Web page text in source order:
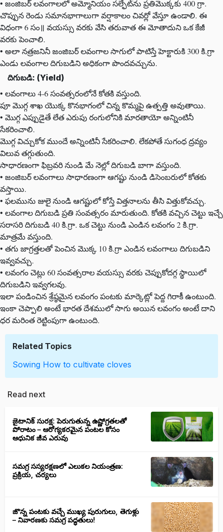
• జంజిబర్‌ లవంగాలలో అమ్మోనియం సల్ఫేట్‌ను ప్రతిమొక్కకు 400 గ్రా.
చొప్పున రెండు సమానభాగాలుగా వర్షాకాలం చివర్లో వేస్తూ ఉండాలి. ఈ
విధంగా 6 సం॥ వయస్సు వరకు వేసి తరువాత ఈ మోతాదుని ఒక కేజీ
వరకు పెంచాలి.
• అలా నత్రజనినీ జంజిబర్‌ లవంగాల సాగులో పాటిస్తే హెక్టారుకి 300 కి.గ్రా
ఎండు లవంగాల దిగుబడిని అధికంగా పొందవచ్చును.
దిగుబడి: (Yield)
• లవంగాలు 4-6 సంవత్సరంలోనే కోతకి వస్తుంది.
పూ మొగ్గ శాఖ యొక్క కొనభాగంలో చిన్న కొమ్మపై ఉత్పత్తి అవుతాయి.
• మొగ్గ ఎప్పుడైతే లేత ఎరుపు రంగులోనికి మారతాయో అన్నింటినీ
సేకరించాలి.
మొగ్గ విచ్చుకోక ముందే అన్నింటినీ సేకరించాలి. లేకపోతే సుగంధ ద్రవ్యం
విలువ తగ్గుతుంది.
సాధారణంగా ఫిబ్రవరి నుండి మే నెల్లో దిగుబడి బాగా వస్తుంది.
• జంజిబర్‌ లవంగాలు సాధారణంగా ఆగష్టు నుండి డిసెంబరులో కోతకు
వస్తాయి.
• ఫలమును జులై నుండి ఆగష్టులో కోస్తే విత్తనాలను తీసి విత్తుకోవచ్చు.
• లవంగాల దిగుబడి ప్రతి సంవత్సరం మారుతుంది. కోతకి వచ్చిన చెట్టు ఇచ్చే
సరాసరి దిగుబడి 40 కి.గ్రా. ఒక చెట్టు నుండి ఎండిన లవంగం 2 కి.గ్రా.
మాత్రమే వస్తుంది.
• తగు జాగ్రత్తలతో పెంచిన మొక్క 10 కి.గ్రా ఎండిన లవంగాలు దిగుబడిని
ఇవ్వవచ్చు.
• లవంగం చెట్లు 60 సంవత్సరాల వయస్సు వరకు చెప్పుకోదగ్గ స్థాయిలో
దిగుబడిని ఇవ్వగలవు.
ఇలా పండించిన శ్రేష్ఠమైన లవంగం పంటకు మార్కెట్లో పెద్ద గిరాకీ ఉంటుంది.
ఇంకా చెప్పాలి అంటే భారత దేశములో సాగు అయిన లవంగం అంటే దాని
ధర మరింత రెట్టింపుగా ఉంటుంది.
Related Topics
Sowing How to cultivate cloves
Read next
జైటానిక్ సురక్ష: పెరుగుతున్న ఉష్ణోగ్రతలతో
పోరాటం – ఆరోగ్యకరమైన పంటల కోసం
ఆధునిక జీవ ఎరువు
సమగ్ర సస్యరక్షణలో ఎలుకల నియంత్రణ:
ప్రక్రియ, చర్యలు
జొన్న పంటకు వచ్చే ముఖ్య పురుగులు, తెగుళ్లు
– నివారణకు సమగ్ర పద్ధతులు!